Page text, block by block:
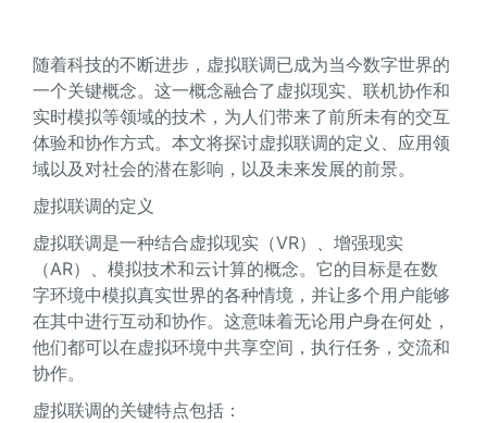
随着科技的不断进步，虚拟联调已成为当今数字世界的
一个关键概念。这一概念融合了虚拟现实、联机协作和
实时模拟等领域的技术，为人们带来了前所未有的交互
体验和协作方式。本文将探讨虚拟联调的定义、应用领
域以及对社会的潜在影响，以及未来发展的前景。
虚拟联调的定义
虚拟联调是一种结合虚拟现实（VR）、增强现实
（AR）、模拟技术和云计算的概念。它的目标是在数
字环境中模拟真实世界的各种情境，并让多个用户能够
在其中进行互动和协作。这意味着无论用户身在何处，
他们都可以在虚拟环境中共享空间，执行任务，交流和
协作。
虚拟联调的关键特点包括：